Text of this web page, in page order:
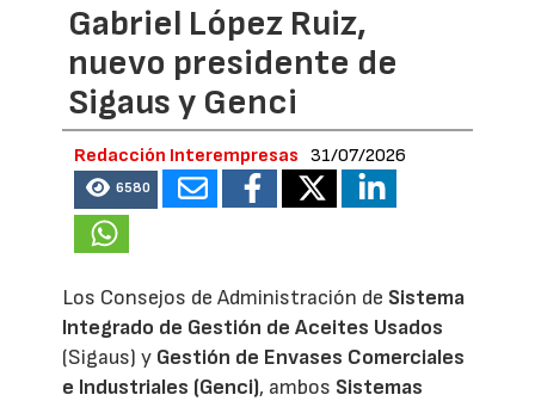
Gabriel López Ruiz,
nuevo presidente de
Sigaus y Genci
Redacción Interempresas 31/07/2026
6580
Los Consejos de Administración de Sistema
Integrado de Gestión de Aceites Usados
(Sigaus) y Gestión de Envases Comerciales
e Industriales (Genci), ambos Sistemas